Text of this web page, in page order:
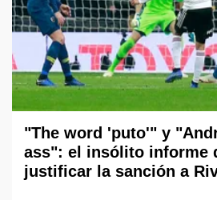
"The word 'puto'" y
ass": el insólito informe
justificar la sanción a